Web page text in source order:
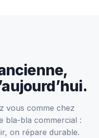
vous comme chez
bla-bla commercial :
on répare durable.